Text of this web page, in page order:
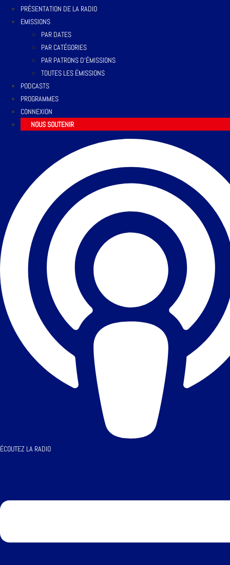
PRÉSENTATION DE LA RADIO
EMISSIONS
PAR DATES
PAR CATÉGORIES
PAR PATRONS D’ÉMISSIONS
TOUTES LES ÉMISSIONS
PODCASTS
PROGRAMMES
CONNEXION
NOUS SOUTENIR
ÉCOUTEZ LA RADIO